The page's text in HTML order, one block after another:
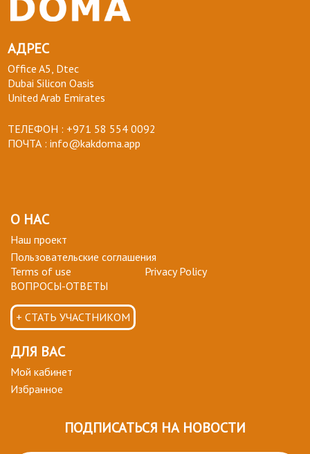
АДРЕС
Office A5, Dtec
Dubai Silicon Oasis
United Arab Emirates
ТЕЛЕФОН : +971 58 554 0092
ПОЧТА : info@kakdoma.app
О НАС
Наш проект
Пользовательские соглашения
Terms of use
Privacy Policy
ВОПРОСЫ-ОТВЕТЫ
+ СТАТЬ УЧАСТНИКОМ
ДЛЯ ВАС
Мой кабинет
Избранное
ПОДПИСАТЬСЯ НА НОВОСТИ